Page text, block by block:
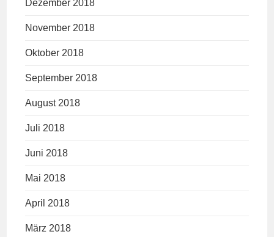
Dezember 2018
November 2018
Oktober 2018
September 2018
August 2018
Juli 2018
Juni 2018
Mai 2018
April 2018
März 2018